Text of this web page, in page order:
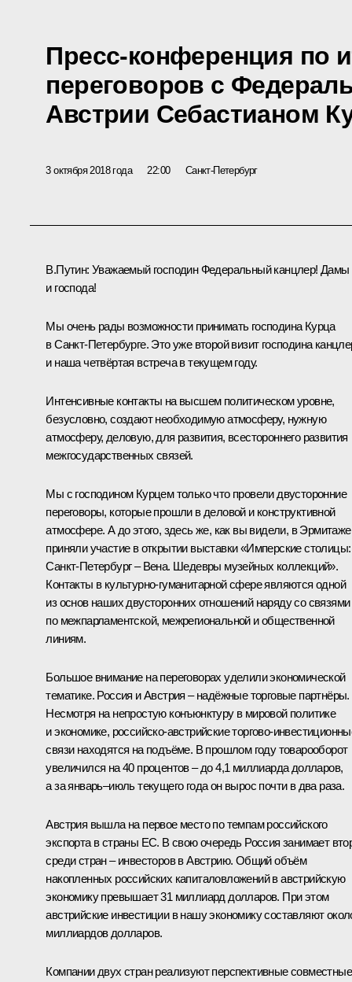
Пресс-конференция по
переговоров с
Австрии Себастианом
3 октября 2018 года 22:00 Санкт-Петербург
В.Путин: Уважаемый господин Федеральный канцлер! Дамы
и господа!
Мы очень рады возможности принимать господина Курца
в Санкт-Петербурге. Это уже второй визит господина
и наша четвёртая встреча в текущем году.
Интенсивные контакты на высшем политическом уровне,
безусловно, создают необходимую атмосферу, нужную
атмосферу, деловую, для развития, всестороннего развития
межгосударственных связей.
Мы с господином Курцем только что провели двусторонние
переговоры, которые прошли в деловой и конструктивной
атмосфере. А до этого, здесь же, как вы видели, в
приняли участие в открытии выставки «Имперские столицы:
Санкт-Петербург – Вена. Шедевры музейных коллекций».
Контакты в культурно-гуманитарной сфере являются одной
из основ наших двусторонних отношений наряду со связями
по межпарламентской, межрегиональной и общественной
линиям.
Большое внимание на переговорах уделили экономической
тематике. Россия и Австрия – надёжные торговые партнёры.
Несмотря на непростую конъюнктуру в мировой политике
и экономике, российско-австрийские торгово-
связи находятся на подъёме. В прошлом году товарооборот
увеличился на 40 процентов – до 4,1 миллиарда долларов,
а за январь–июль текущего года он вырос почти в два раза.
Австрия вышла на первое место по темпам российского
экспорта в страны ЕС. В свою очередь Россия занимает
среди стран – инвесторов в Австрию. Общий объём
накопленных российских капиталовложений в австрийскую
экономику превышает 31 миллиард долларов. При этом
австрийские инвестиции в нашу экономику составляют
миллиардов долларов.
Компании двух стран реализуют перспективные совместные